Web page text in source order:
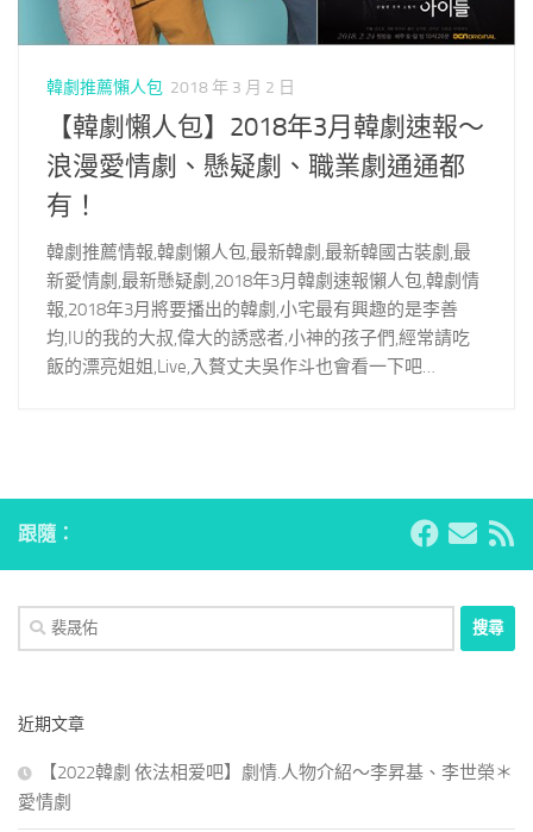
韓劇推薦懶人包 2018 年 3 月 2 日
【韓劇懶人包】2018年3月韓劇速報～
浪漫愛情劇、懸疑劇、職業劇通通都
有！
韓劇推薦情報,韓劇懶人包,最新韓劇,最新韓國古裝劇,最
新愛情劇,最新懸疑劇,2018年3月韓劇速報懶人包,韓劇情
報,2018年3月將要播出的韓劇,小宅最有興趣的是李善
均,IU的我的大叔,偉大的誘惑者,小神的孩子們,經常請吃
飯的漂亮姐姐,Live,入贅丈夫吳作斗也會看一下吧…
跟隨：
搜
尋
字:
近期文章
【2022韓劇 依法相爱吧】劇情.人物介紹～李昇基、李世榮＊
愛情劇